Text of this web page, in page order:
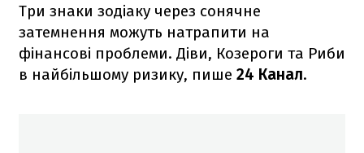
Три знаки зодіаку через сонячне
затемнення можуть натрапити на
фінансові проблеми. Діви, Козероги та Риби
в найбільшому ризику, пише 24 Канал.